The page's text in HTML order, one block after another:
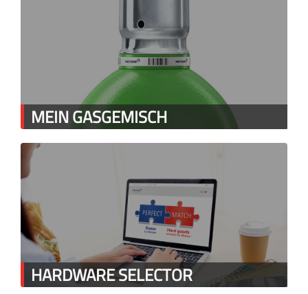
MEIN GASGEMISCH
HARDWARE SELECTOR